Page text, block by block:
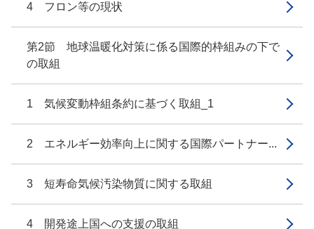
4 フロン等の現状
第2節 地球温暖化対策に係る国際的枠組みの下で
の取組
1 気候変動枠組条約に基づく取組_1
2 エネルギー効率向上に関する国際パートナー...
3 短寿命気候汚染物質に関する取組
4 開発途上国への支援の取組